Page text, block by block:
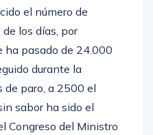
el número de
los días, por
ha pasado de 24.000
durante la
de paro, a 2500 el
sabor ha sido el
Congreso del Ministro